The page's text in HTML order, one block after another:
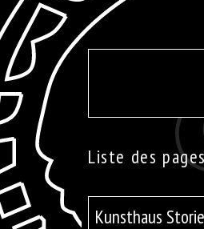
Liste des
Kunsthaus